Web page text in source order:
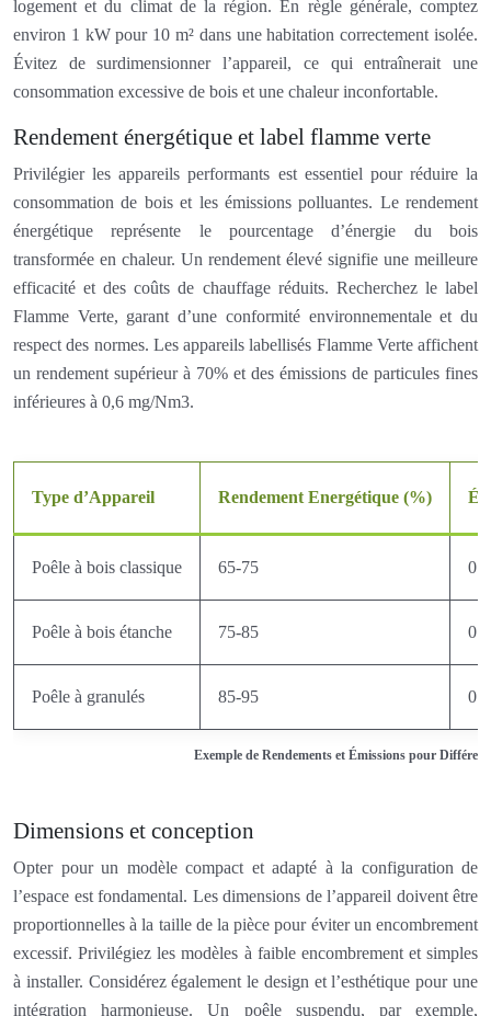
logement et du climat de la région. En règle générale, comptez
environ 1 kW pour 10 m² dans une habitation correctement isolée.
Évitez de surdimensionner l’appareil, ce qui entraînerait une
consommation excessive de bois et une chaleur inconfortable.
Rendement énergétique et label flamme verte
Privilégier les appareils performants est essentiel pour réduire la
consommation de bois et les émissions polluantes. Le rendement
énergétique représente le pourcentage d’énergie du bois
transformée en chaleur. Un rendement élevé signifie une meilleure
efficacité et des coûts de chauffage réduits. Recherchez le label
Flamme Verte, garant d’une conformité environnementale et du
respect des normes. Les appareils labellisés Flamme Verte affichent
un rendement supérieur à 70% et des émissions de particules fines
inférieures à 0,6 mg/Nm3.
Exemple de Rendements et Émissions pour
Type d’Appareil Rendement Energétique (%)
Poêle à bois classique 65-75
Poêle à bois étanche 75-85
Poêle à granulés 85-95
Dimensions et conception
Opter pour un modèle compact et adapté à la configuration de
l’espace est fondamental. Les dimensions de l’appareil doivent être
proportionnelles à la taille de la pièce pour éviter un encombrement
excessif. Privilégiez les modèles à faible encombrement et simples
à installer. Considérez également le design et l’esthétique pour une
intégration harmonieuse. Un poêle suspendu, par exemple,